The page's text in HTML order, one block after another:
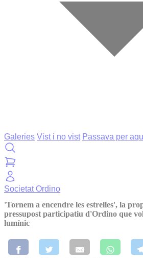
Galeries Vist i no vist Passava per
SocietatOrdino
'Tornem a encendre les estrelles', la
pressupost participatiu d'Ordino que
lumínic